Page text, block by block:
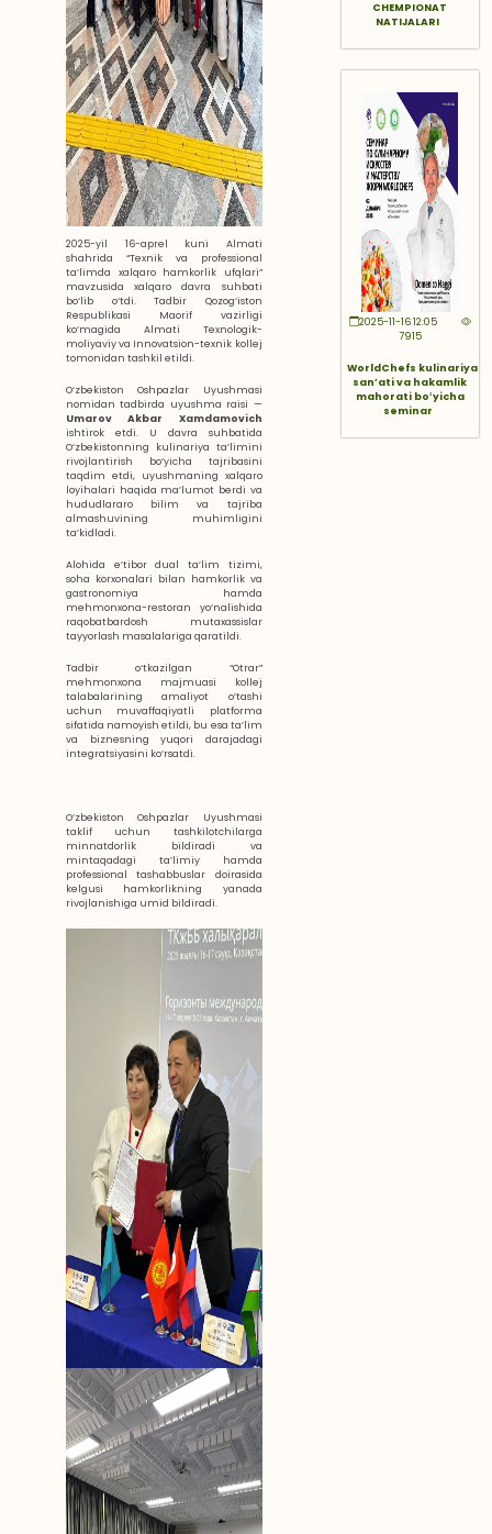
2025-yil 16-aprel kuni Almati
shahrida “Texnik va professional
ta’limda xalqaro hamkorlik ufqlari”
mavzusida xalqaro davra suhbati
bo‘lib o‘tdi. Tadbir Qozog‘iston
Respublikasi Maorif vazirligi
ko‘magida Almati Texnologik-
moliyaviy va Innovatsion-texnik kollej
tomonidan tashkil etildi.
O‘zbekiston Oshpazlar Uyushmasi
nomidan tadbirda uyushma raisi —
Umarov Akbar Xamdamovich
ishtirok etdi. U davra suhbatida
O‘zbekistonning kulinariya ta’limini
rivojlantirish bo‘yicha tajribasini
taqdim etdi, uyushmaning xalqaro
loyihalari haqida ma’lumot berdi va
hududlararo bilim va tajriba
almashuvining muhimligini
ta’kidladi.
Alohida e’tibor dual ta’lim tizimi,
soha korxonalari bilan hamkorlik va
gastronomiya hamda
mehmonxona-restoran yo‘nalishida
raqobatbardosh mutaxassislar
tayyorlash masalalariga qaratildi.
Tadbir o‘tkazilgan “Otrar”
mehmonxona majmuasi kollej
talabalarining amaliyot o‘tashi
uchun muvaffaqiyatli platforma
sifatida namoyish etildi, bu esa ta’lim
va biznesning yuqori darajadagi
integratsiyasini ko‘rsatdi.
O‘zbekiston Oshpazlar Uyushmasi
taklif uchun tashkilotchilarga
minnatdorlik bildiradi va
mintaqadagi ta’limiy hamda
professional tashabbuslar doirasida
kelgusi hamkorlikning yanada
rivojlanishiga umid bildiradi.
CHEMPIONAT
NATIJALARI
2025-11-16 12:05
7915
WorldChefs kulinariya
sanʼati va hakamlik
mahorati boʻyicha
seminar